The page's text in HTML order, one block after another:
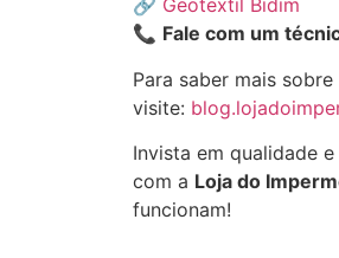
🔗 Geotextil Bidim
📞 Fale com um
Para saber mais
visite:
Invista em qualidade
com a Loja do
funcionam!